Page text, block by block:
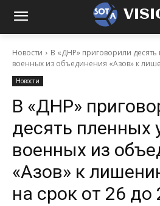
Новости
В «ДНР» приговорили
военных из объединения «Азов» к
Новости
В «ДНР»
десять пленных
военных из
«Азов» к
на срок от 26 до